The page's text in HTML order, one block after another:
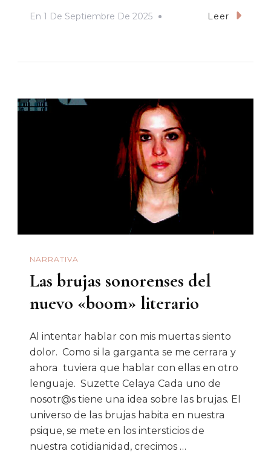
En 1 De Septiembre De 2025 Leer
NARRATIVA
Las brujas sonorenses del
nuevo «boom» literario
Al intentar hablar con mis muertas siento
dolor. Como si la garganta se me cerrara y
ahora tuviera que hablar con ellas en otro
lenguaje. Suzette Celaya Cada uno de
nosotr@s tiene una idea sobre las brujas. El
universo de las brujas habita en nuestra
psique, se mete en los intersticios de
nuestra cotidianidad, crecimos …